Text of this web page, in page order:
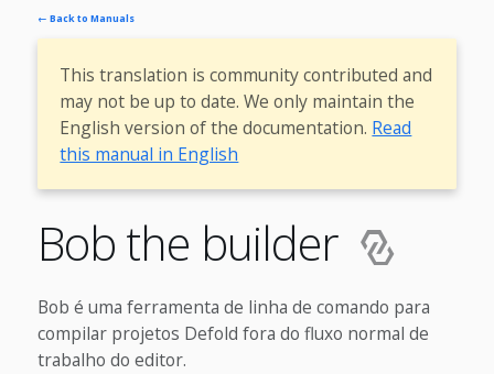
← Back to Manuals
This translation is community contributed and
may not be up to date. We only maintain the
English version of the documentation. Read
this manual in English
Bob the builder
Bob é uma ferramenta de linha de comando para
compilar projetos Defold fora do fluxo normal de
trabalho do editor.